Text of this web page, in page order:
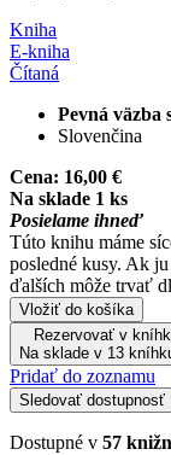
Kniha
E-kniha
Čítaná
Pevná väzba
Slovenčina
Cena: 16,00 €
Na sklade 1 ks
Posielame ihneď
Túto knihu máme
posledné kusy. Ak
ďalších môže trvať
Vložiť do košíka
Rezervovať v
Na sklade v 13
Pridať do zoznamu
Sledovať dostupnosť
Dostupné v 57